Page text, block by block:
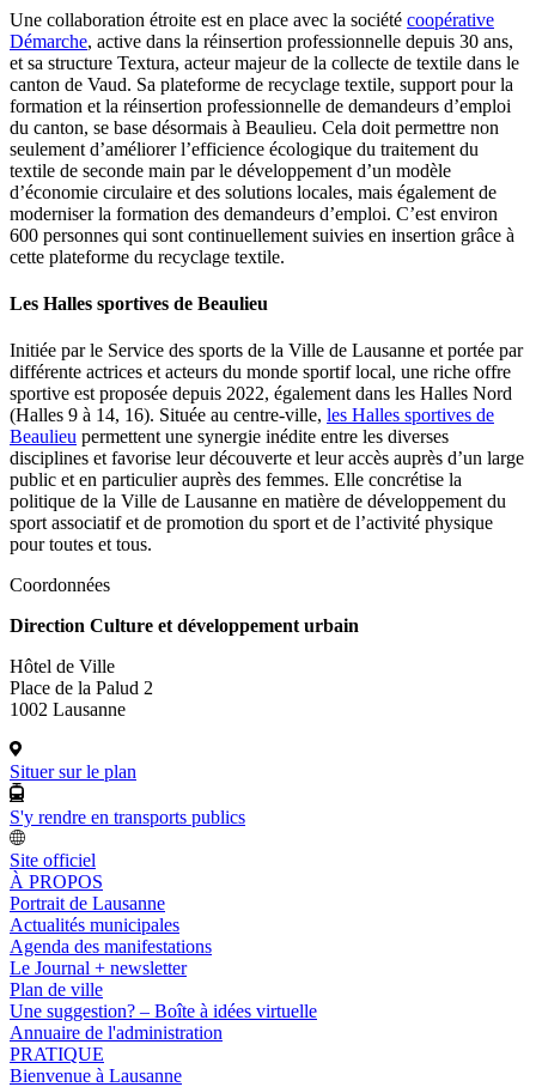
Une collaboration étroite est en place avec la société coopérative
Démarche, active dans la réinsertion professionnelle depuis 30 ans,
et sa structure Textura, acteur majeur de la collecte de textile dans le
canton de Vaud. Sa plateforme de recyclage textile, support pour la
formation et la réinsertion professionnelle de demandeurs d’emploi
du canton, se base désormais à Beaulieu. Cela doit permettre non
seulement d’améliorer l’efficience écologique du traitement du
textile de seconde main par le développement d’un modèle
d’économie circulaire et des solutions locales, mais également de
moderniser la formation des demandeurs d’emploi. C’est environ
600 personnes qui sont continuellement suivies en insertion grâce à
cette plateforme du recyclage textile.
Les Halles sportives de Beaulieu
Initiée par le Service des sports de la Ville de Lausanne et portée par
différente actrices et acteurs du monde sportif local, une riche offre
sportive est proposée depuis 2022, également dans les Halles Nord
(Halles 9 à 14, 16). Située au centre-ville, les Halles sportives de
Beaulieu permettent une synergie inédite entre les diverses
disciplines et favorise leur découverte et leur accès auprès d’un large
public et en particulier auprès des femmes. Elle concrétise la
politique de la Ville de Lausanne en matière de développement du
sport associatif et de promotion du sport et de l’activité physique
pour toutes et tous.
Coordonnées
Direction Culture et développement urbain
Hôtel de Ville
Place de la Palud 2
1002 Lausanne
Situer sur le plan
S'y rendre en transports publics
Site officiel
À PROPOS
Portrait de Lausanne
Actualités municipales
Agenda des manifestations
Le Journal + newsletter
Plan de ville
Une suggestion? – Boîte à idées virtuelle
Annuaire de l'administration
PRATIQUE
Bienvenue à Lausanne